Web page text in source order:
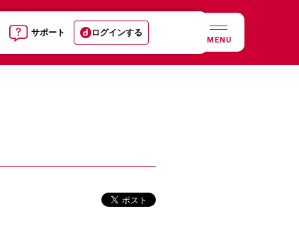
サポート ログインする
MENU